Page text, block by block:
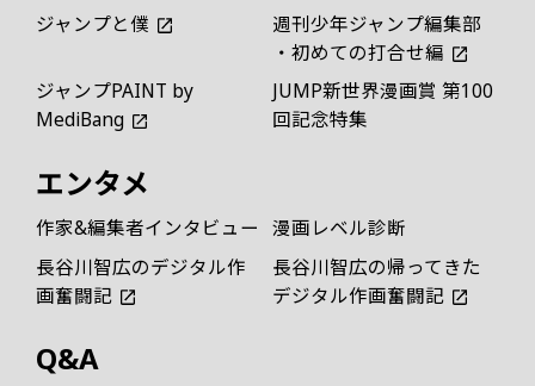
ジャンプと僕
週刊少年ジャンプ編集部
・初めての打合せ編
ジャンプPAINT by
MediBang
JUMP新世界漫画賞 第100
回記念特集
エンタメ
作家&編集者インタビュー 漫画レベル診断
長谷川智広のデジタル作
画奮闘記
長谷川智広の帰ってきた
デジタル作画奮闘記
Q&A